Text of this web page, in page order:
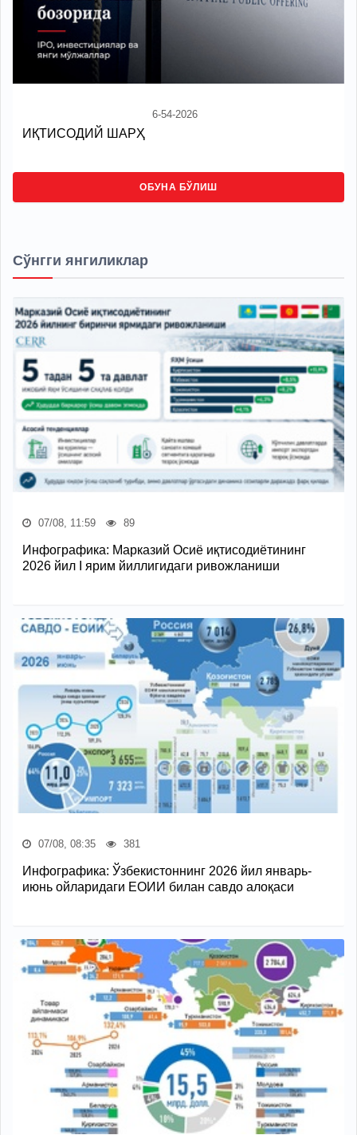
6-54-2026
ИҚТИСОДИЙ ШАРҲ
ОБУНА БЎЛИШ
Сўнгги янгиликлар
07/08, 11:59 89
Инфографика: Марказий Осиё иқтисодиётининг
2026 йил I ярим йиллигидаги ривожланиши
07/08, 08:35 381
Инфографика: Ўзбекистоннинг 2026 йил январь-
июнь ойларидаги ЕОИИ билан савдо алоқаси